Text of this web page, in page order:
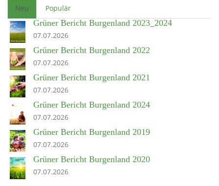
Neu Populär
Grüner Bericht Burgenland 2023_2024
07.07.2026
Grüner Bericht Burgenland 2022
07.07.2026
Grüner Bericht Burgenland 2021
07.07.2026
Grüner Bericht Burgenland 2024
07.07.2026
Grüner Bericht Burgenland 2019
07.07.2026
Grüner Bericht Burgenland 2020
07.07.2026